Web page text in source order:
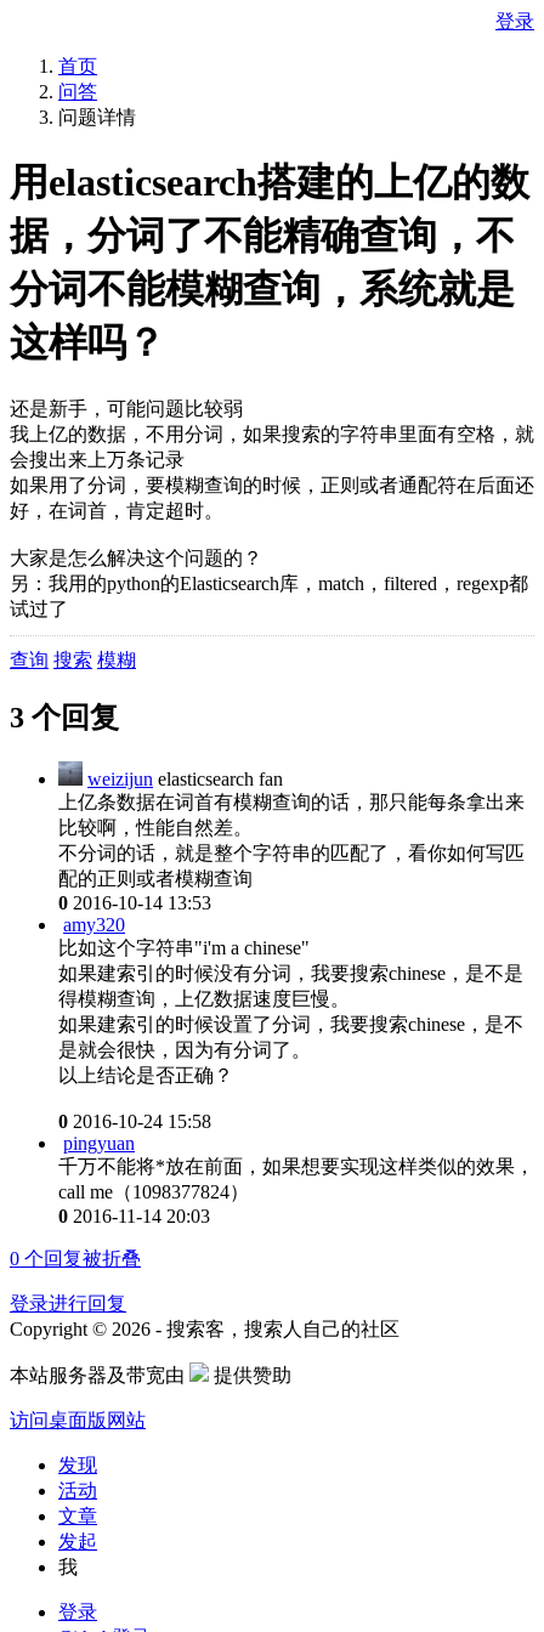
登录
首页
问答
问题详情
用elasticsearch搭建的上亿的数
据，分词了不能精确查询，不
分词不能模糊查询，系统就是
这样吗？
还是新手，可能问题比较弱
我上亿的数据，不用分词，如果搜索的字符串里面有空格，就
会搜出来上万条记录
如果用了分词，要模糊查询的时候，正则或者通配符在后面还
好，在词首，肯定超时。
大家是怎么解决这个问题的？
另：我用的python的Elasticsearch库，match，filtered，regexp都
试过了
查询 搜索 模糊
3 个回复
weizijun elasticsearch fan
上亿条数据在词首有模糊查询的话，那只能每条拿出来
比较啊，性能自然差。
不分词的话，就是整个字符串的匹配了，看你如何写匹
配的正则或者模糊查询
0 2016-10-14 13:53
amy320
比如这个字符串"i'm a chinese"
如果建索引的时候没有分词，我要搜索chinese，是不是
得模糊查询，上亿数据速度巨慢。
如果建索引的时候设置了分词，我要搜索chinese，是不
是就会很快，因为有分词了。
以上结论是否正确？
0 2016-10-24 15:58
pingyuan
千万不能将*放在前面，如果想要实现这样类似的效果，
call me（1098377824）
0 2016-11-14 20:03
0 个回复被折叠
登录进行回复
Copyright © 2026 - 搜索客，搜索人自己的社区
本站服务器及带宽由 提供赞助
访问桌面版网站
发现
活动
文章
发起
我
登录